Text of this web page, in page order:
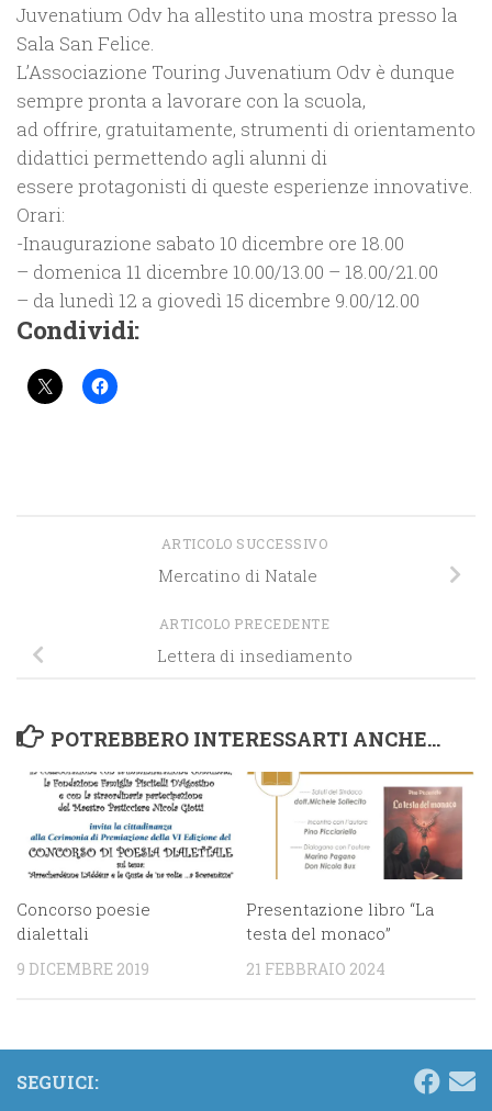
Juvenatium Odv ha allestito una mostra presso la
Sala San Felice.
L’Associazione Touring Juvenatium Odv è dunque
sempre pronta a lavorare con la scuola,
ad offrire, gratuitamente, strumenti di orientamento
didattici permettendo agli alunni di
essere protagonisti di queste esperienze innovative.
Orari:
-Inaugurazione sabato 10 dicembre ore 18.00
– domenica 11 dicembre 10.00/13.00 – 18.00/21.00
– da lunedì 12 a giovedì 15 dicembre 9.00/12.00
Condividi:
ARTICOLO SUCCESSIVO
Mercatino di Natale
ARTICOLO PRECEDENTE
Lettera di insediamento
POTREBBERO INTERESSARTI ANCHE...
Concorso poesie
dialettali
9 DICEMBRE 2019
Presentazione libro “La
testa del monaco”
21 FEBBRAIO 2024
SEGUICI: